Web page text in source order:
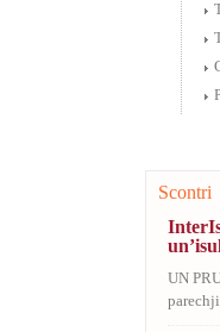
Scontri
UN